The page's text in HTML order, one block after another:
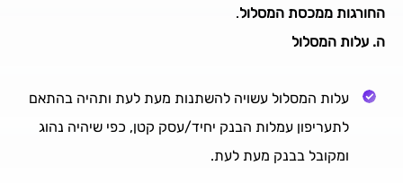
החורגות ממכסת המסלול.
ה. עלות המסלול
עלות המסלול עשויה להשתנות מעת לעת ותהיה בהתאם
לתעריפון עמלות הבנק יחיד/עסק קטן, כפי שיהיה נהוג
ומקובל בבנק מעת לעת.